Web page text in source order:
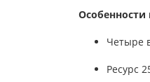
Четыре
Ресурс